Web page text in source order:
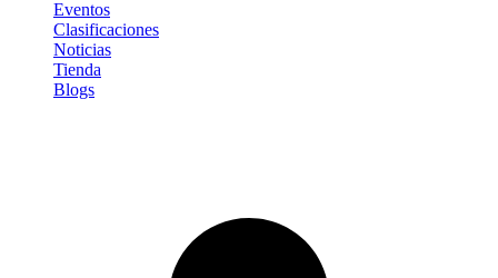
Eventos
Clasificaciones
Noticias
Tienda
Blogs